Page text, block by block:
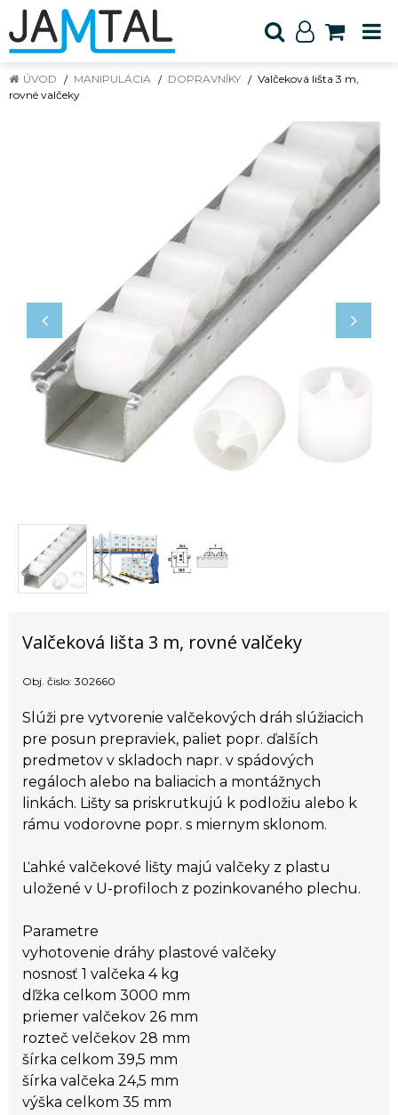
ÚVOD MANIPULÁCIA DOPRAVNÍKY
Valčeková lišta 3 m,
rovné valčeky
Valčeková lišta 3 m, rovné valčeky
Obj. čislo: 302660
Slúži pre vytvorenie valčekových dráh slúžiacich
pre posun prepraviek, paliet popr. ďalších
predmetov v skladoch napr. v spádových
regáloch alebo na baliacich a montážnych
linkách. Lišty sa priskrutkujú k podložiu alebo k
rámu vodorovne popr. s miernym sklonom.
Ľahké valčekové lišty majú valčeky z plastu
uložené v U-profiloch z pozinkovaného plechu.
Parametre
vyhotovenie dráhy plastové valčeky
nosnosť 1 valčeka 4 kg
dľžka celkom 3000 mm
priemer valčekov 26 mm
rozteč velčekov 28 mm
šírka celkom 39,5 mm
šírka valčeka 24,5 mm
výška celkom 35 mm